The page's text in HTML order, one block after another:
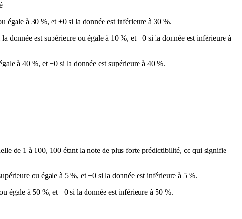
égale à 30 %, et +0 si la donnée est inférieure à 30 %.
donnée est supérieure ou égale à 10 %, et +0 si la donnée est inférieure à
à 40 %, et +0 si la donnée est supérieure à 40 %.
de 1 à 100, 100 étant la note de plus forte prédictibilité, ce qui signifie
ou égale à 5 %, et +0 si la donnée est inférieure à 5 %.
égale à 50 %, et +0 si la donnée est inférieure à 50 %.